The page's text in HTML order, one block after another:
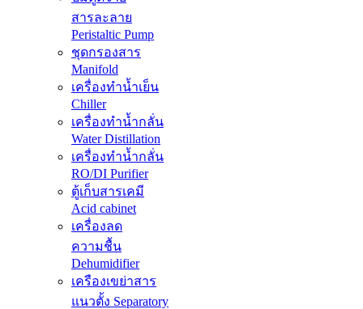
สารละลาย
Peristaltic Pump
ชุดกรองสาร
Manifold
เครื่องทำน้ำเย็น
Chiller
เครื่องทำน้ำกลั่น
Water Distillation
เครื่องทำน้ำกลั่น
RO/DI Purifier
ตู้เก็บสารเคมี
Acid cabinet
เครื่องลด
ความชื้น
Dehumidifier
เครืองเขย่าสาร
แนวตั้ง Separatory